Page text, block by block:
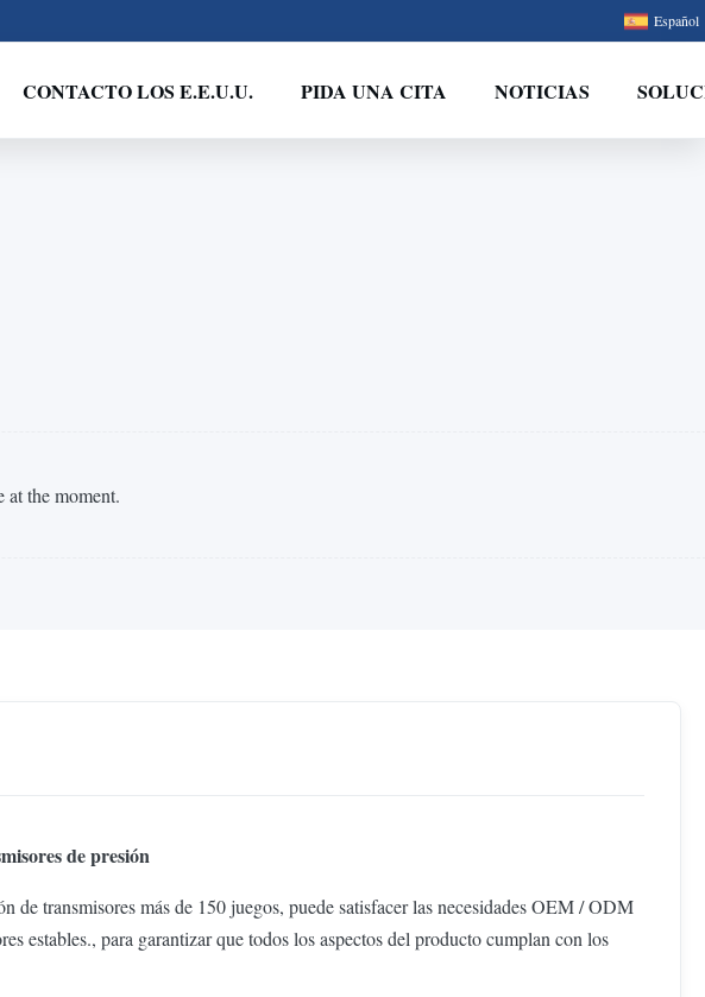
Español
CONTACTO LOS E.E.U.U. PIDA UNA CITA NOTICIAS
the moment.
de presión
de transmisores más de 150 juegos, puede satisfacer las necesidades OEM / ODM
estables., para garantizar que todos los aspectos del producto cumplan con los